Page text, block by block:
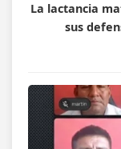
La lactancia
sus